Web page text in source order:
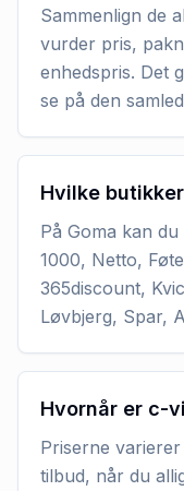
Sammenlign de
vurder pris,
enhedspris. Det
se på den
Hvilke
På Goma kan
1000, Netto,
365discount,
Løvbjerg, Spar,
Hvornår er c-
Priserne
tilbud, når du